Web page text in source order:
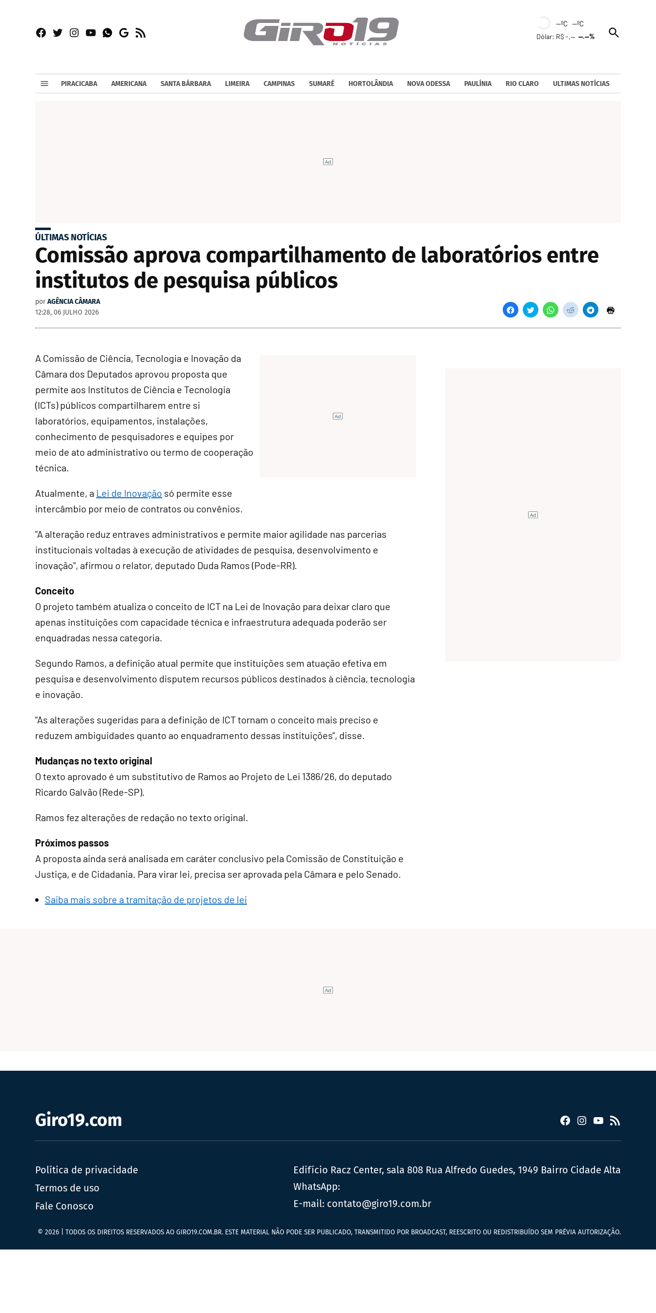
Facebook
TwitterInstagram
YouTubeWhatsapp
Google
RSS
--ºC --ºC
Dólar: R$ -,----.--%
Open
Search
PIRACICABA AMERICANA SANTA BÁRBARA LIMEIRA CAMPINAS SUMARÉ HORTOLÂNDIA NOVA ODESSA PAULÍNIA RIO CLARO ULTIMAS NOTÍCIAS
ÚLTIMAS NOTÍCIAS
Comissão aprova compartilhamento de laboratórios entre
institutos de pesquisa públicos
por AGÊNCIA CÂMARA
12:28, 06 JULHO 2026
A Comissão de Ciência, Tecnologia e Inovação da
Câmara dos Deputados aprovou proposta que
permite aos Institutos de Ciência e Tecnologia
(ICTs) públicos compartilharem entre si
laboratórios, equipamentos, instalações,
conhecimento de pesquisadores e equipes por
meio de ato administrativo ou termo de cooperação
técnica.
Atualmente, a Lei de Inovação só permite esse
intercâmbio por meio de contratos ou convênios.
"A alteração reduz entraves administrativos e permite maior agilidade nas parcerias
institucionais voltadas à execução de atividades de pesquisa, desenvolvimento e
inovação", afirmou o relator, deputado Duda Ramos (Pode-RR).
Conceito
O projeto também atualiza o conceito de ICT na Lei de Inovação para deixar claro que
apenas instituições com capacidade técnica e infraestrutura adequada poderão ser
enquadradas nessa categoria.
Segundo Ramos, a definição atual permite que instituições sem atuação efetiva em
pesquisa e desenvolvimento disputem recursos públicos destinados à ciência, tecnologia
e inovação.
"As alterações sugeridas para a definição de ICT tornam o conceito mais preciso e
reduzem ambiguidades quanto ao enquadramento dessas instituições", disse.
Mudanças no texto original
O texto aprovado é um substitutivo de Ramos ao Projeto de Lei 1386/26, do deputado
Ricardo Galvão (Rede-SP).
Ramos fez alterações de redação no texto original.
Próximos passos
A proposta ainda será analisada em caráter conclusivo pela Comissão de Constituição e
Justiça, e de Cidadania. Para virar lei, precisa ser aprovada pela Câmara e pelo Senado.
Saiba mais sobre a tramitação de projetos de lei
Giro19.com Facebook
Instagram
YouTube
RSS
Política de privacidade
Termos de uso
Fale Conosco
Edifício Racz Center, sala 808 Rua Alfredo Guedes, 1949 Bairro Cidade Alta
WhatsApp:
E-mail: contato@giro19.com.br
© 2026 | TODOS OS DIREITOS RESERVADOS AO GIRO19.COM.BR. ESTE MATERIAL NÃO PODE SER PUBLICADO, TRANSMITIDO POR BROADCAST, REESCRITO OU REDISTRIBUÍDO SEM PRÉVIA AUTORIZAÇÃO.